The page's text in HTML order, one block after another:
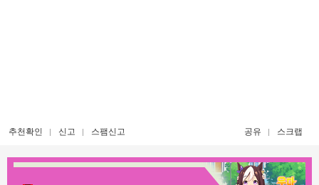
추천확인 신고 스팸신고 공유 스크랩